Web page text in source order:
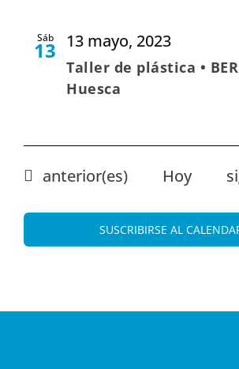
Sáb
13 13 mayo, 2023
Taller de plástica •
Huesca
Eventos
anterior(es) Hoy
SUSCRIBIRSE AL